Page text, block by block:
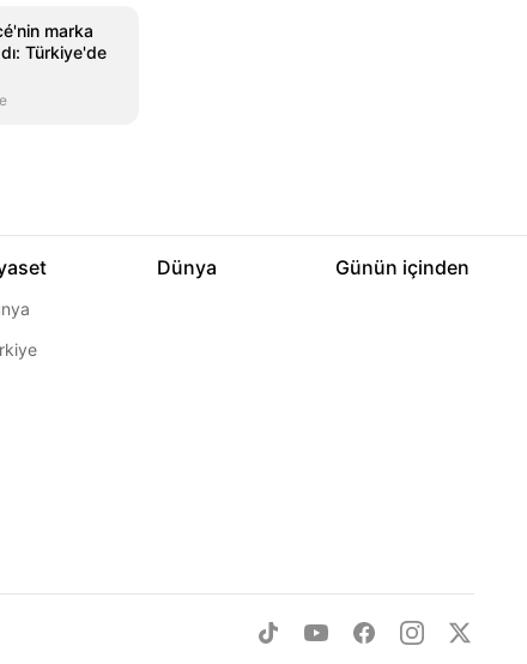
marka
Türkiye'de
Dünya Günün içinden